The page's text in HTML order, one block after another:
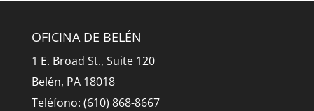
OFICINA DE BELÉN
1 E. Broad St., Suite 120
Belén, PA 18018
Teléfono: (610) 868-8667